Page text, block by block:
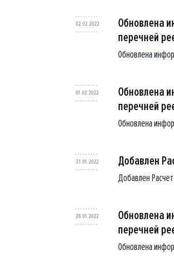
02.02.2022
Обновлена
перечней
Обновлена
01.02.2022
Обновлена
перечней
Обновлена
31.01.2022 Добавлен
Добавлен
28.01.2022
Обновлена
перечней
Обновлена